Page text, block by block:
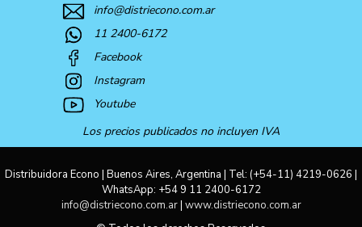
info@distriecono.com.ar
11 2400-6172
Facebook
Instagram
Youtube
Los precios publicados no incluyen IVA
Distribuidora Econo | Buenos Aires, Argentina | Tel: (+54-11) 4219-0626 |
WhatsApp: +54 9 11 2400-6172
info@distriecono.com.ar| www.distriecono.com.ar